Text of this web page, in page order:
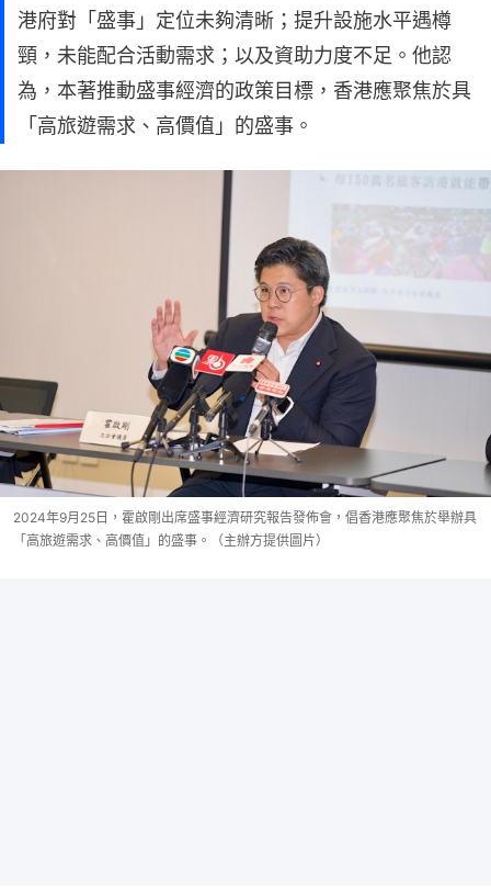
港府對「盛事」定位未夠清晰；提升設施水平遇樽
頸，未能配合活動需求；以及資助力度不足。他認
為，本著推動盛事經濟的政策目標，香港應聚焦於具
「高旅遊需求、高價值」的盛事。
2024年9月25日，霍啟剛出席盛事經濟研究報告發佈會，倡香港應聚焦於舉辦具
「高旅遊需求、高價值」的盛事。（主辦方提供圖片）